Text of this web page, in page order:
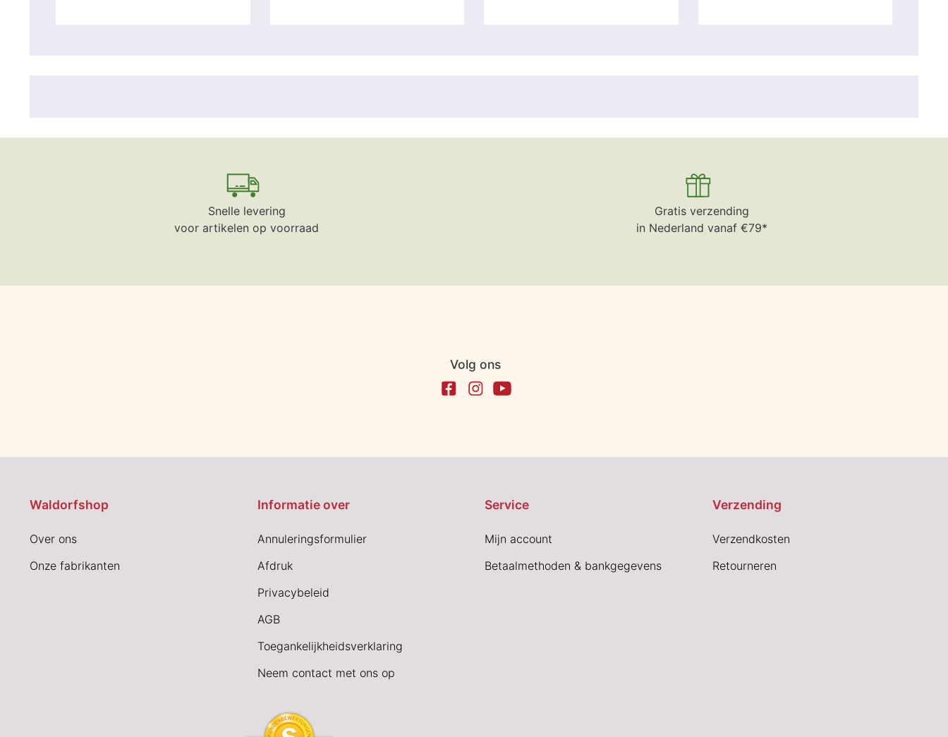
Snelle levering
voor artikelen op voorraad
Gratis verzending
in Nederland vanaf €79*
Volg ons
Waldorfshop
Over ons
Onze fabrikanten
Informatie over
Annuleringsformulier
Afdruk
Privacybeleid
AGB
Toegankelijkheidsverklaring
Neem contact met ons op
Service
Mijn account
Betaalmethoden & bankgegevens
Verzending
Verzendkosten
Retourneren